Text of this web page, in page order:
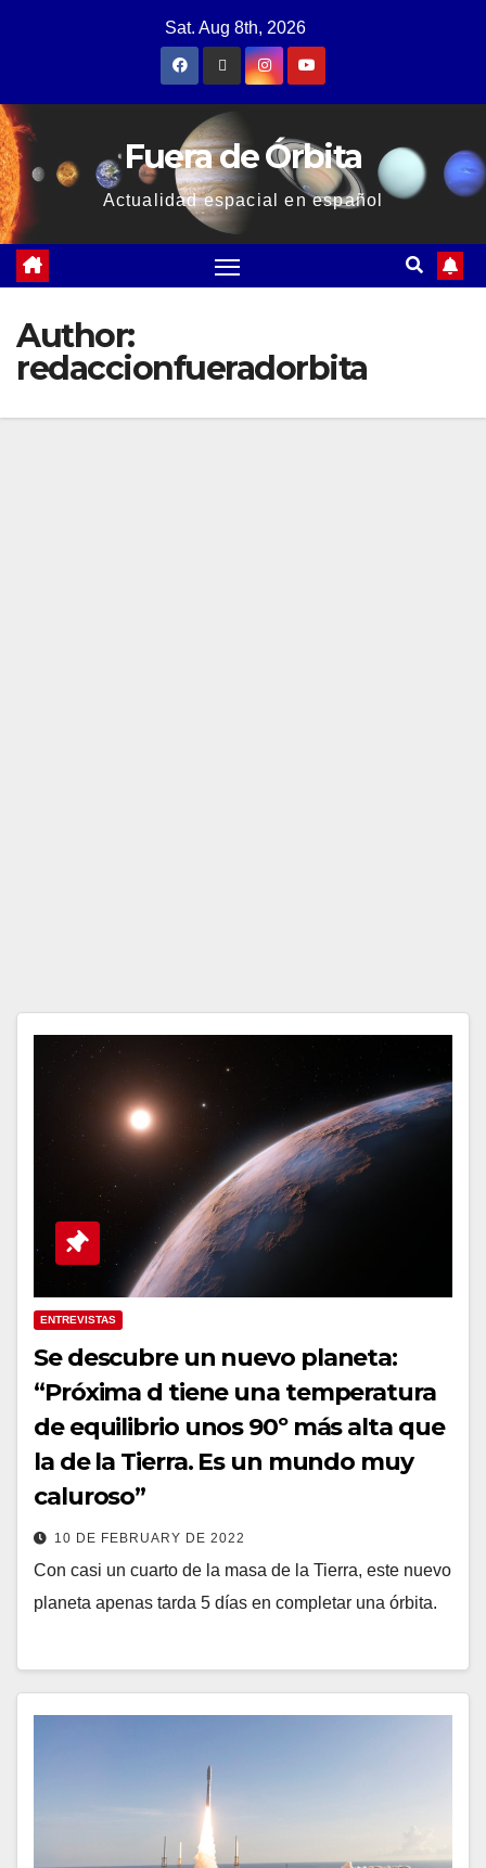
Sat. Aug 8th, 2026
Fuera de Órbita
Actualidad espacial en español
Author:
redaccionfueradorbita
ENTREVISTAS
Se descubre un nuevo planeta:
“Próxima d tiene una temperatura
de equilibrio unos 90º más alta que
la de la Tierra. Es un mundo muy
caluroso”
10 DE FEBRUARY DE 2022
Con casi un cuarto de la masa de la Tierra, este nuevo
planeta apenas tarda 5 días en completar una órbita.